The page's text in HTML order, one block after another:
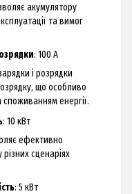
акумулятору
та вимог
: 100 А
і розрядки
що особливо
енергії.
: 10 кВт
ефективно
сценаріях
: 5 кВт